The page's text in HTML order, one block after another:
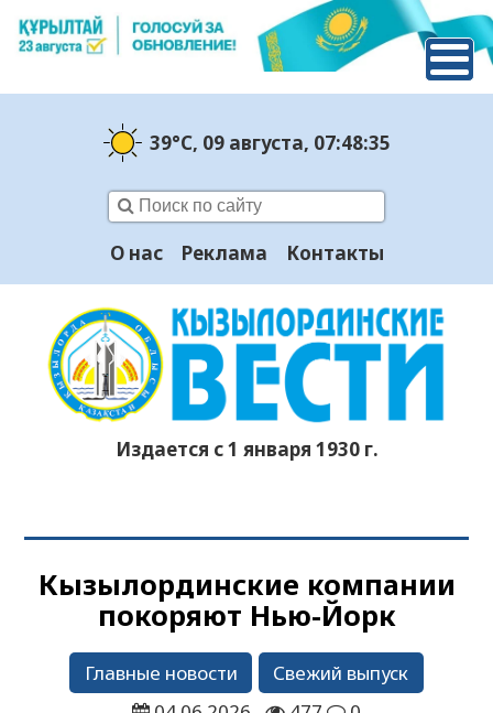
39°C, 09 августа, 07:48:36
О нас Реклама Контакты
Издается с 1 января 1930 г.
Кызылординские компании
покоряют Нью-Йорк
Главные новости
Свежий выпуск